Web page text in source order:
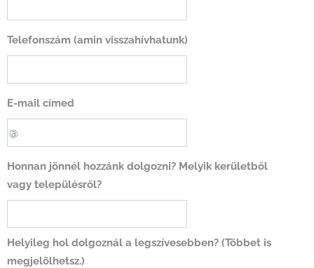
Telefonszám (amin visszahívhatunk)
E-mail címed
Honnan jönnél hozzánk dolgozni? Melyik kerületből
vagy településről?
Helyileg hol dolgoznál a legszívesebben? (Többet is
megjelölhetsz.)